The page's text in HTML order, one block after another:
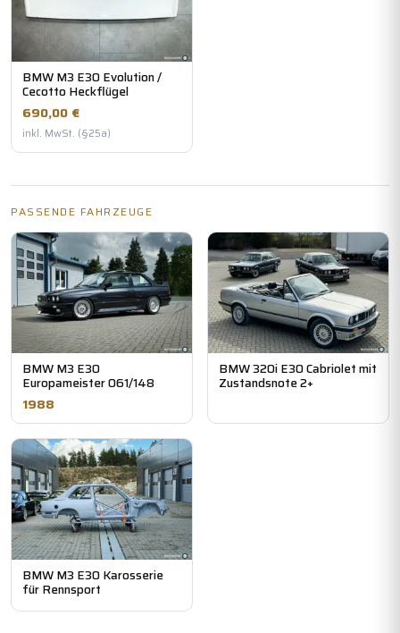
BMW M3 E30 Evolution /
Cecotto Heckflügel
690,00 €
inkl. MwSt. (§25a)
PASSENDE FAHRZEUGE
BMW M3 E30
Europameister 061/148
1988
BMW 320i E30 Cabriolet mit
Zustandsnote 2+
BMW M3 E30 Karosserie
für Rennsport